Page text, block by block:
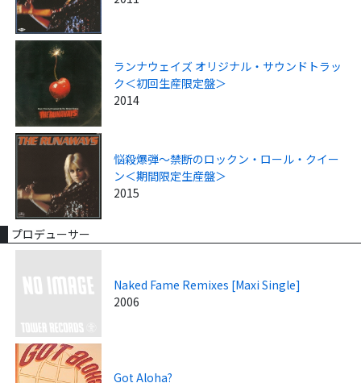
ランナウェイズ オリジナル・サウンドトラッ
ク＜初回生産限定盤＞
2014
悩殺爆弾～禁断のロックン・ロール・クイー
ン＜期間限定生産盤＞
2015
プロデューサー
Naked Fame Remixes [Maxi Single]
2006
Got Aloha?